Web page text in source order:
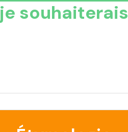
je souhaiterais